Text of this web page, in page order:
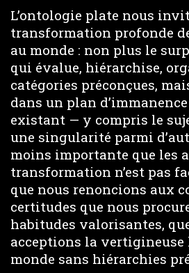
L’ontologie plate nous
transformation profonde
au monde : non plus le
qui évalue, hiérarchise,
catégories préconçues,
dans un plan
existant — y compris le
une singularité parmi
moins importante que les
transformation n’est pas
que nous renoncions aux
certitudes que nous
habitudes valorisantes,
acceptions la vertigineuse
monde sans hiérarchies